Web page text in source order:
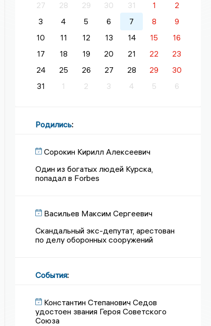
27
28 29 30 31 1
2
3
4 5 6 7 8
9
10
11 12 13 14 15
16
17
18 19 20 21 22
23
24
25 26 27 28 29
30
31
1 2 3 4 5 6
Родились:
Сорокин Кирилл Алексеевич
Один из богатых людей Курска,
попадал в Forbes
Васильев Максим Сергеевич
Скандальный экс-депутат, арестован
по делу оборонных сооружений
События:
Константин Степанович Седов
удостоен звания Героя Советского
Союза